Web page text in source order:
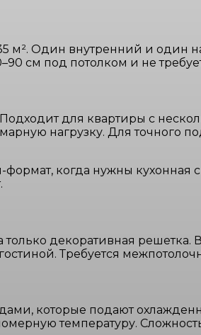
м². Один внутренний и один
см под потолком и не
для квартиры с
нагрузку. Для
когда нужны кухонная
декоративная
Требуется
которые подают
температуру.